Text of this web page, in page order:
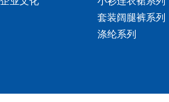
套装阔腿裤系列
涤纶系列